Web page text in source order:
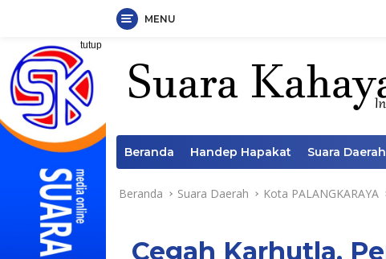
Langsung
konten
MENU
tutup
Beranda Handep Hapakat Suara Daerah
Beranda Suara Daerah Kota PALANGKARAYA
Cegah Karhutla,